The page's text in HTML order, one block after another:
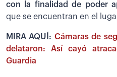
con la finalidad de poder
que se encuentran en el
MIRA AQUÍ: Cámaras de
delataron: Así cayó
Guardia